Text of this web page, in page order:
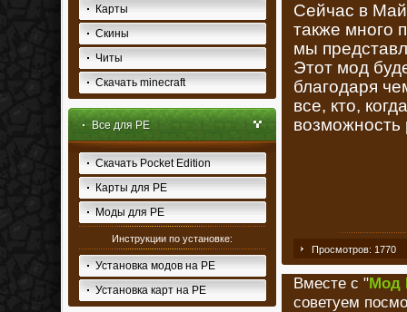
Карты
Скины
Читы
Скачать minecraft
Все для PE
Скачать Pocket Edition
Карты для PE
Моды для PE
Инструкции по установке:
Установка модов на PE
Установка карт на PE
Сейчас в
также много
мы
Этот мод
благодаря
все, кто,
возможность
Просмотров: 1770
Вместе с "Мод
советуем